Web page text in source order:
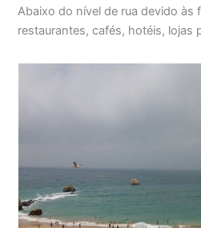
Abaixo do nível de rua devido às
restaurantes, cafés, hotéis, lojas